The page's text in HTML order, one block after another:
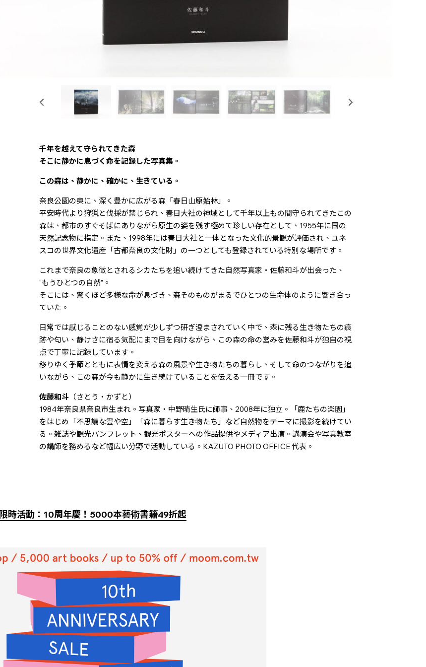
千年を越えて守られてきた森――
そこに静かに息づく命を記録した写真集。
この森は、静かに、確かに、生きている。
奈良公園の奥に、深く豊かに広がる森「春日山原始林」。
平安時代より狩猟と伐採が禁じられ、春日大社の神域として千年以上もの間守られてきたこの
森は、都市のすぐそばにありながら原生の姿を残す極めて珍しい存在として、1955年に国の
天然記念物に指定。また、1998年には春日大社と一体となった文化的景観が評価され、ユネ
スコの世界文化遺産「古都奈良の文化財」の一つとしても登録されている特別な場所です。
これまで奈良の象徴とされるシカたちを追い続けてきた自然写真家・佐藤和斗が出会った、
“もうひとつの自然”。
そこには、驚くほど多様な命が息づき、森そのものがまるでひとつの生命体のように響き合っ
ていた。
日常では感じることのない感覚が少しずつ研ぎ澄まされていく中で、森に残る生き物たちの痕
跡や匂い、静けさに宿る気配にまで目を向けながら、この森の命の営みを佐藤和斗が独自の視
点で丁寧に記録しています。
移りゆく季節とともに表情を変える森の風景や生き物たちの暮らし、そして命のつながりを追
いながら、この森が今も静かに生き続けていることを伝える一冊です。
佐藤和斗（さとう・かずと）
1984年奈良県奈良市生まれ。写真家・中野晴生氏に師事、2008年に独立。「鹿たちの楽園」
をはじめ「不思議な雲や空」「森に暮らす生き物たち」など自然物をテーマに撮影を続けてい
る。雑誌や観光パンフレット、観光ポスターへの作品提供やメディア出演。講演会や写真教室
の講師を務めるなど幅広い分野で活動している。KAZUTO PHOTO OFFICE 代表。
限時活動：10周年慶！5000本藝術書籍49折起